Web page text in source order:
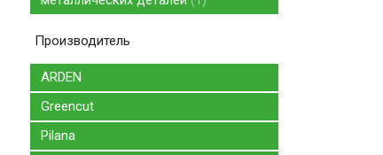
Производитель
ARDEN
Greencut
Pilana